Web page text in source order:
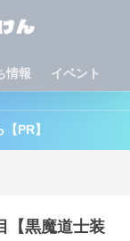
情報 イベント
PR】
【黒魔道士装